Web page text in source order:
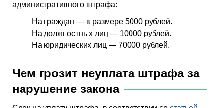
административного штрафа:
На граждан — в размере 5000 рублей.
На должностных лиц — 10000 рублей.
На юридических лиц — 70000 рублей.
Чем грозит неуплата штрафа за
нарушение закона